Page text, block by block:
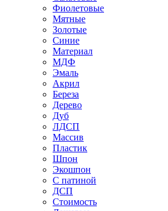
Фиолетовые
Мятные
Золотые
Синие
Материал
МДФ
Эмаль
Акрил
Береза
Дерево
Дуб
ЛДСП
Массив
Пластик
Шпон
Экошпон
С патиной
ДСП
Стоимость